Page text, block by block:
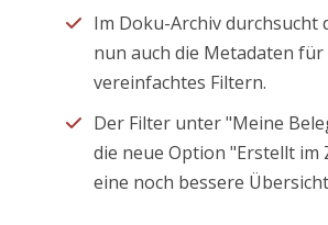
Im Doku-Archiv durchsucht
nun auch die Metadaten für
vereinfachtes Filtern.
Der Filter unter "Meine
die neue Option "Erstellt
eine noch bessere